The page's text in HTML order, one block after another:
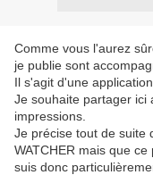
Comme vous l'aurez
je publie sont
Il s'agit d'une
Je souhaite partager ici
impressions.
Je précise tout de suite
WATCHER mais que
suis donc